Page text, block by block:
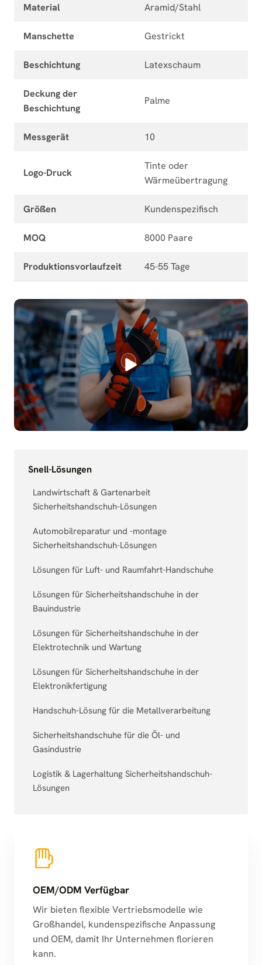
Material Aramid/Stahl
Manschette Gestrickt
Beschichtung Latexschaum
Deckung der
Beschichtung
Palme
Messgerät 10
Logo-Druck
Tinte oder
Wärmeübertragung
Größen Kundenspezifisch
MOQ 8000 Paare
Produktionsvorlaufzeit 45-55 Tage
Snell-Lösungen
Landwirtschaft & Gartenarbeit
Sicherheitshandschuh-Lösungen
Automobilreparatur und -montage
Sicherheitshandschuh-Lösungen
Lösungen für Luft- und Raumfahrt-Handschuhe
Lösungen für Sicherheitshandschuhe in der
Bauindustrie
Lösungen für Sicherheitshandschuhe in der
Elektrotechnik und Wartung
Lösungen für Sicherheitshandschuhe in der
Elektronikfertigung
Handschuh-Lösung für die Metallverarbeitung
Sicherheitshandschuhe für die Öl- und
Gasindustrie
Logistik & Lagerhaltung Sicherheitshandschuh-
Lösungen
OEM/ODM Verfügbar
Wir bieten flexible Vertriebsmodelle wie
Großhandel, kundenspezifische Anpassung
und OEM, damit Ihr Unternehmen florieren
kann.